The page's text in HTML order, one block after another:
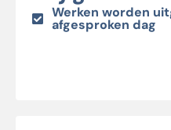
Werken worden
afgesproken dag